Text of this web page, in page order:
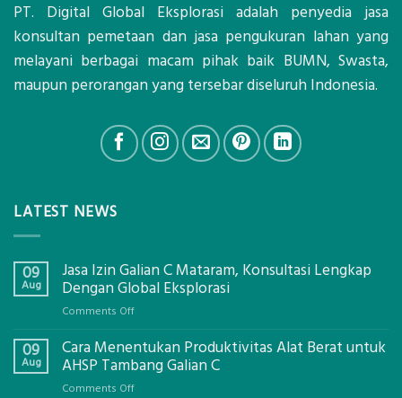
PT. Digital Global Eksplorasi adalah penyedia jasa
konsultan pemetaan dan jasa pengukuran lahan yang
melayani berbagai macam pihak baik BUMN, Swasta,
maupun perorangan yang tersebar diseluruh Indonesia.
LATEST NEWS
09
Aug
Jasa Izin Galian C Mataram, Konsultasi Lengkap
Dengan Global Eksplorasi
Comments Offon
Izin
Galian
09
Aug
Cara Menentukan Produktivitas Alat Berat untuk
AHSP Tambang Galian C
Comments Offon